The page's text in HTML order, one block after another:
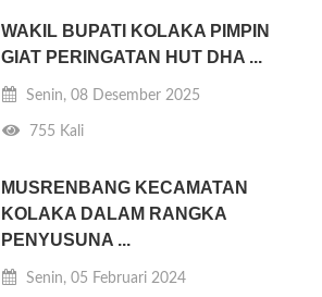
WAKIL BUPATI KOLAKA PIMPIN
GIAT PERINGATAN HUT DHA ...
Senin, 08 Desember 2025
755 Kali
MUSRENBANG KECAMATAN
KOLAKA DALAM RANGKA
PENYUSUNA ...
Senin, 05 Februari 2024